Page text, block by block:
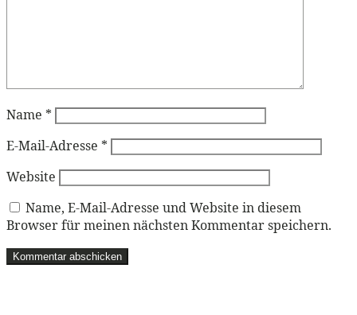
Name *
E-Mail-Adresse *
Website
Name, E-Mail-Adresse und Website in diesem
Browser für meinen nächsten Kommentar speichern.